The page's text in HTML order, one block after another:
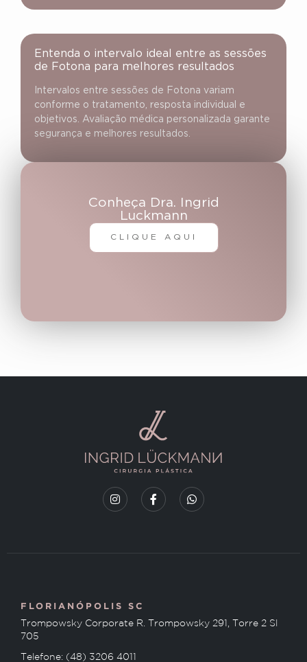
Entenda o intervalo ideal entre as sessões
de Fotona para melhores resultados
Intervalos entre sessões de Fotona variam
conforme o tratamento, resposta individual e
objetivos. Avaliação médica personalizada garante
segurança e melhores resultados.
Conheça Dra. Ingrid
Luckmann
CLIQUE AQUI
FLORIANÓPOLIS SC
Trompowsky Corporate R. Trompowsky 291, Torre 2 Sl
705
Telefone: (48) 3206 4011